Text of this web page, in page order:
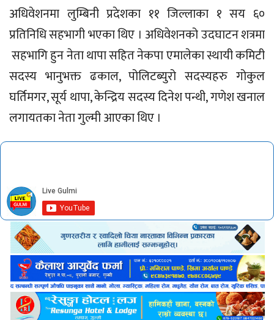
अधिवेशनमा लुम्बिनी प्रदेशका ११ जिल्लाका १ सय ६०
प्रतिनिधि सहभागी भएका थिए । अधिवेशनको उदघाटन शत्रमा
सहभागि हुन नेता थापा सहित नेकपा एमालेका स्थायी कमिटी
सदस्य भानुभक्त ढकाल, पोलिटब्युरो सदस्यहरु गोकुल
घर्तिमगर, सूर्य थापा, केन्द्रिय सदस्य दिनेश पन्थी, गणेश खनाल
लगायतका नेता गुल्मी आएका थिए ।